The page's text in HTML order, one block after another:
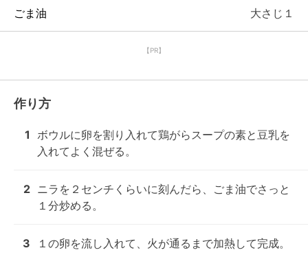
ごま油 大さじ１
【PR】
作り方
1 ボウルに卵を割り入れて鶏がらスープの素と豆乳を
入れてよく混ぜる。
2 ニラを２センチくらいに刻んだら、ごま油でさっと
１分炒める。
3 １の卵を流し入れて、火が通るまで加熱して完成。